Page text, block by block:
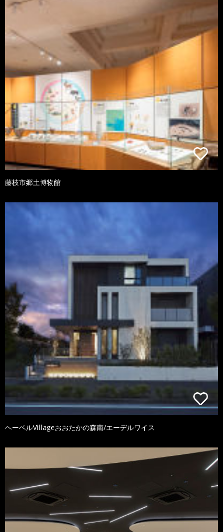
藤枝市郷土博物館
ヘーベルVillageおおたかの森南/エーデルワイス